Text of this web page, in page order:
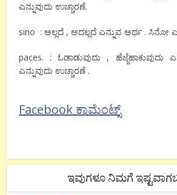
ಎನ್ನುವುದು ಉಚ್ಚಾರಣೆ.
sino : ಅಲ್ಲದೆ , ಅದಲ್ಲದೆ ಎನ್ನುವ ಅರ್ಥ . ಸಿನೋ
paces. : ಓಡಾಡುವುದು ,
ಎನ್ನುವುದು ಉಚ್ಚಾರಣೆ .
Facebook ಕಾಮೆಂಟ್ಸ್
ಇವುಗಳೂ ನಿಮಗೆ